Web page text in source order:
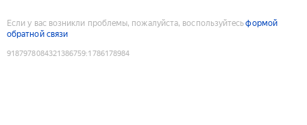
Если у вас возникли проблемы, пожалуйста, воспользуйтесьформой
обратной связи
9187978084321386759:1786178984